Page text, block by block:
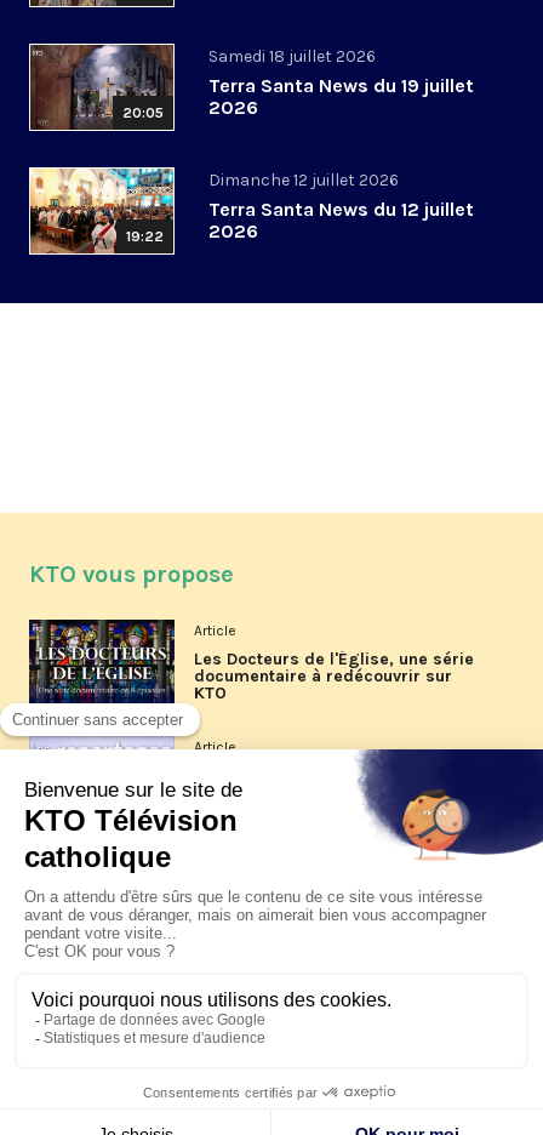
20:05
Samedi 18 juillet 2026
Terra Santa News du 19 juillet
2026
19:22
Dimanche 12 juillet 2026
Terra Santa News du 12 juillet
2026
KTO vous propose
Article
Les Docteurs de l'Église, une série
documentaire à redécouvrir sur
KTO
Article
Les reportages d'été 2026 de KTO
La visite pastorale du pape Léon
XIV à Assise à suivre sur KTO le
jeudi 6 août
Le pape en Uruguay, Argentine et
Pérou du 6 au 17 novembre 2026